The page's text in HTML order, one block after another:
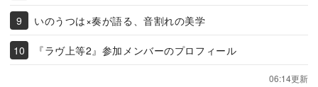
いのうつは×奏が語る、音割れの美学
『ラヴ上等2』参加メンバーのプロフィール
06:14更新